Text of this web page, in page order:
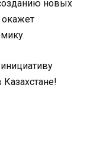
новых
окажет